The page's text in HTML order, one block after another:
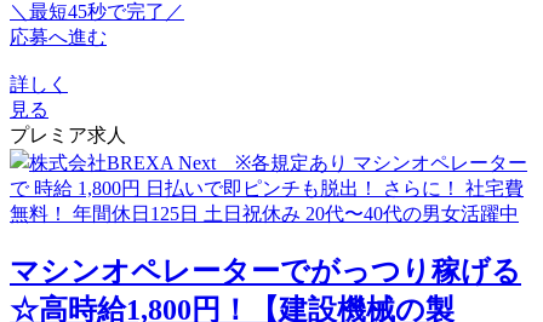
＼最短45秒で完了／
応募へ進む
詳しく
見る
プレミア求人
マシンオペレーターでがっつり稼げる
☆高時給1,800円！【建設機械の製